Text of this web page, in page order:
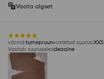
Vaata algset
värvid:tumepruun ostetud suurus:XXS
Vastab suurusele:ideaalne